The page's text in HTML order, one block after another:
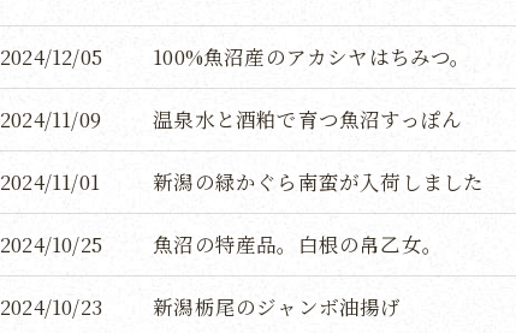
2024/12/05 100%魚沼産のアカシヤはちみつ。
2024/11/09 温泉水と酒粕で育つ魚沼すっぽん
2024/11/01 新潟の緑かぐら南蛮が入荷しました
2024/10/25 魚沼の特産品。白根の帛乙女。
2024/10/23 新潟栃尾のジャンボ油揚げ